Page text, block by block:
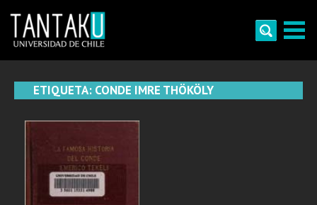
content
ETIQUETA: CONDE IMRE THÖKÖLY